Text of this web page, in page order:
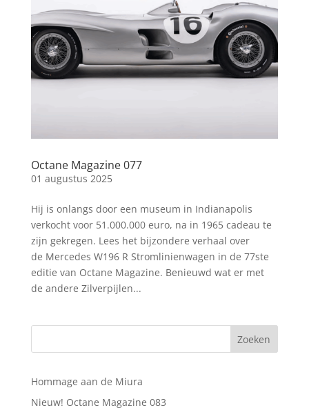
Octane Magazine 077
01 augustus 2025
Hij is onlangs door een museum in Indianapolis
verkocht voor 51.000.000 euro, na in 1965 cadeau te
zijn gekregen. Lees het bijzondere verhaal over
de Mercedes W196 R Stromlinienwagen in de 77ste
editie van Octane Magazine. Benieuwd wat er met
de andere Zilverpijlen...
Hommage aan de Miura
Nieuw! Octane Magazine 083